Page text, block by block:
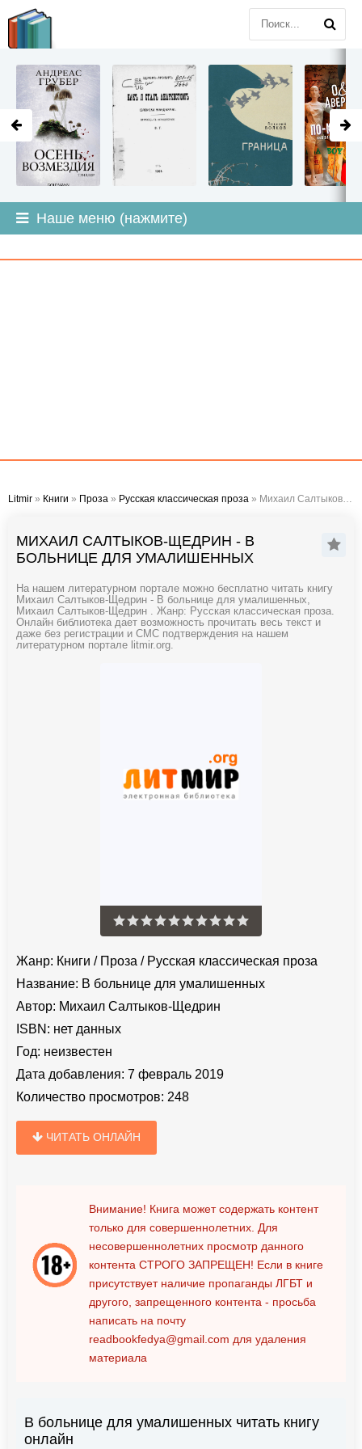
Наше меню (нажмите)
Litmir » Книги » Проза » Русская классическая проза » Михаил Салтыков-Щедрин - В больнице для умалишенных
МИХАИЛ САЛТЫКОВ-ЩЕДРИН - В
БОЛЬНИЦЕ ДЛЯ УМАЛИШЕННЫХ
На нашем литературном портале можно бесплатно читать книгу
Михаил Салтыков-Щедрин - В больнице для умалишенных,
Михаил Салтыков-Щедрин . Жанр: Русская классическая проза.
Онлайн библиотека дает возможность прочитать весь текст и
даже без регистрации и СМС подтверждения на нашем
литературном портале litmir.org.
Жанр: Книги / Проза / Русская классическая проза
Название: В больнице для умалишенных
Автор: Михаил Салтыков-Щедрин
ISBN: нет данных
Год: неизвестен
Дата добавления: 7 февраль 2019
Количество просмотров: 248
ЧИТАТЬ ОНЛАЙН
Внимание! Книга может содержать контент
только для совершеннолетних. Для
несовершеннолетних просмотр данного
контента СТРОГО ЗАПРЕЩЕН! Если в книге
присутствует наличие пропаганды ЛГБТ и
другого, запрещенного контента - просьба
написать на почту
readbookfedya@gmail.com для удаления
материала
В больнице для умалишенных читать книгу
онлайн
LITMIR.ORG